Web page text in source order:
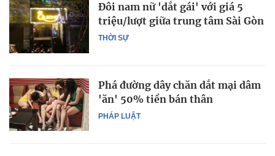
THỜI SỰ
Đôi nam nữ 'dắt gái' với giá 5
triệu/lượt giữa trung tâm Sài Gòn
PHÁP LUẬT
Phá đường dây chăn dắt mại dâm
'ăn' 50% tiền bán thân